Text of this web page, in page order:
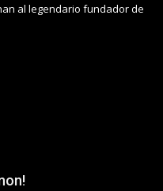
al legendario fundador de